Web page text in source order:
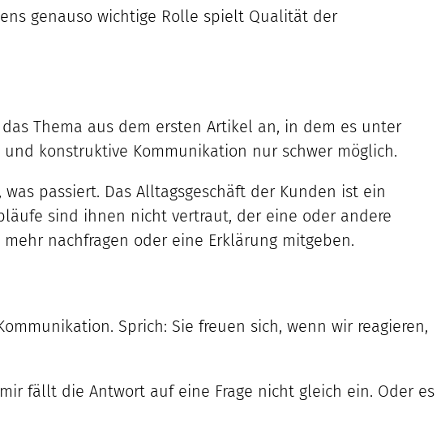
genauso wichtige Rolle spielt Qualität der
Thema aus dem ersten Artikel an, in dem es unter
konstruktive Kommunikation nur schwer möglich.
passiert. Das Alltagsgeschäft der Kunden ist ein
sind ihnen nicht vertraut, der eine oder andere
nachfragen oder eine Erklärung mitgeben.
Sprich: Sie freuen sich, wenn wir reagieren,
fällt die Antwort auf eine Frage nicht gleich ein. Oder es